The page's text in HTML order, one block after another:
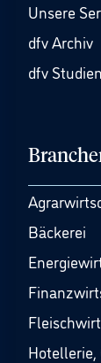
Unsere
dfv Archiv
dfv Studien
Bäckerei
Hotellerie,